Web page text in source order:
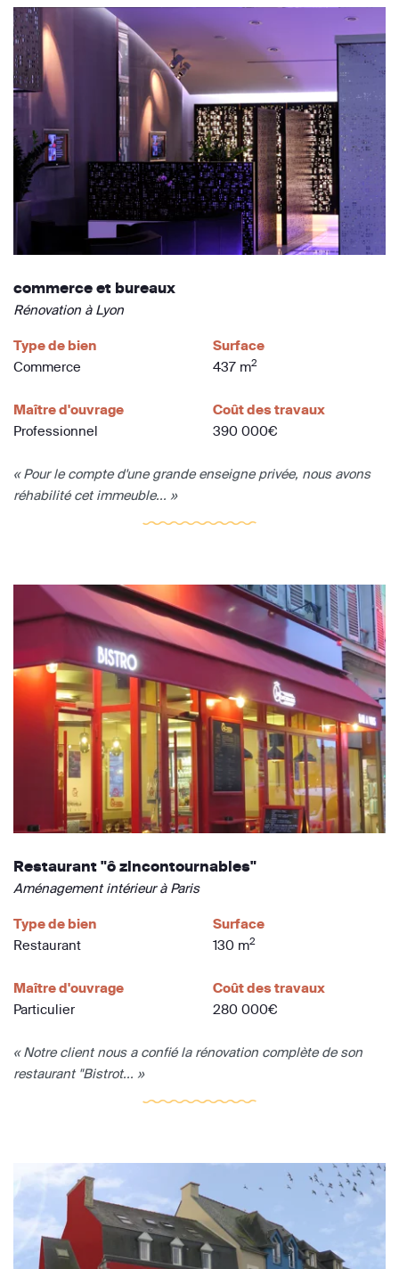
commerce et bureaux
Rénovation à Lyon
Type de bien
Commerce
Surface
437 m2
Maître d'ouvrage
Professionnel
Coût des travaux
390 000€
« Pour le compte d'une grande enseigne privée, nous avons
réhabilité cet immeuble... »
Restaurant "ô zincontournables"
Aménagement intérieur à Paris
Type de bien
Restaurant
Surface
130 m2
Maître d'ouvrage
Particulier
Coût des travaux
280 000€
« Notre client nous a confié la rénovation complète de son
restaurant "Bistrot... »